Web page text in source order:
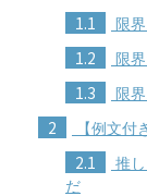
1.1 限
1.2 限
1.3 限
2 【例文付
2.1
推
だ